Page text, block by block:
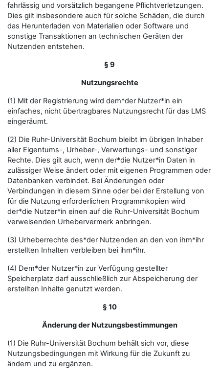
fahrlässig und vorsätzlich begangene Pflichtverletzungen.
Dies gilt insbesondere auch für solche Schäden, die durch
das Herunterladen von Materialien oder Software und
sonstige Transaktionen an technischen Geräten der
Nutzenden entstehen.
§ 9
Nutzungsrechte
(1) Mit der Registrierung wird dem*der Nutzer*in ein
einfaches, nicht übertragbares Nutzungsrecht für das LMS
eingeräumt.
(2) Die Ruhr-Universität Bochum bleibt im übrigen Inhaber
aller Eigentums-, Urheber-, Verwertungs- und sonstiger
Rechte. Dies gilt auch, wenn der*die Nutzer*in Daten in
zulässiger Weise ändert oder mit eigenen Programmen oder
Datenbanken verbindet. Bei Änderungen oder
Verbindungen in diesem Sinne oder bei der Erstellung von
für die Nutzung erforderlichen Programmkopien wird
der*die Nutzer*in einen auf die Ruhr-Universität Bochum
verweisenden Urhebervermerk anbringen.
(3) Urheberrechte des*der Nutzenden an den von ihm*ihr
erstellten Inhalten verbleiben bei ihm*ihr.
(4) Dem*der Nutzer*in zur Verfügung gestellter
Speicherplatz darf ausschließlich zur Abspeicherung der
erstellten Inhalte genutzt werden.
§ 10
Änderung der Nutzungsbestimmungen
(1) Die Ruhr-Universität Bochum behält sich vor, diese
Nutzungsbedingungen mit Wirkung für die Zukunft zu
ändern und zu ergänzen.